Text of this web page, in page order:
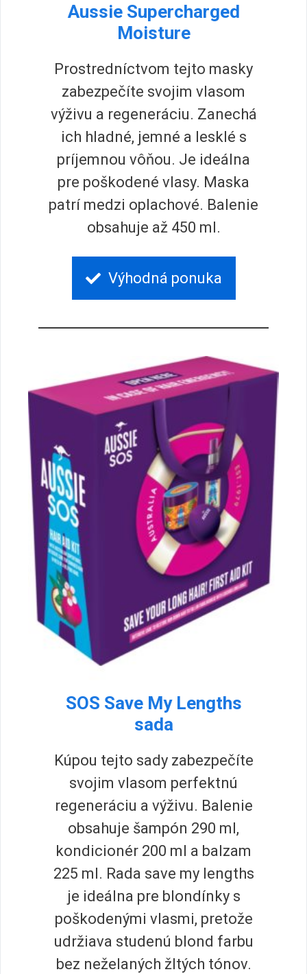
Aussie Supercharged
Moisture
Prostredníctvom tejto masky
zabezpečíte svojim vlasom
výživu a regeneráciu. Zanechá
ich hladné, jemné a lesklé s
príjemnou vôňou. Je ideálna
pre poškodené vlasy. Maska
patrí medzi oplachové. Balenie
obsahuje až 450 ml.
Výhodná ponuka
SOS Save My Lengths
sada
Kúpou tejto sady zabezpečíte
svojim vlasom perfektnú
regeneráciu a výživu. Balenie
obsahuje šampón 290 ml,
kondicionér 200 ml a balzam
225 ml. Rada save my lengths
je ideálna pre blondínky s
poškodenými vlasmi, pretože
udržiava studenú blond farbu
bez neželaných žltých tónov.